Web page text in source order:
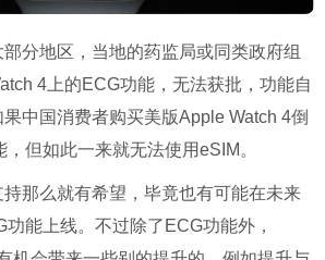
分地区，当地的药监局或同类政府组
4上的ECG功能，无法获批，功能自
果中国消费者购买美版Apple Watch 4倒
但如此一来就无法使用eSIM。
那么就有希望，毕竟也有可能在未来
能上线。不过除了ECG功能外，